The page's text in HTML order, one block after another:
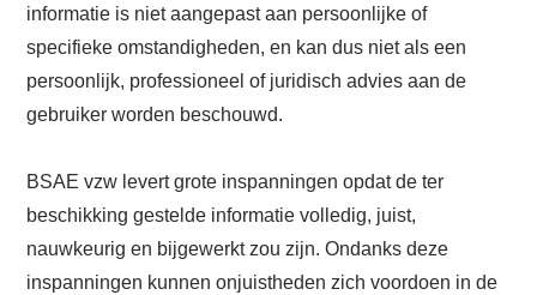
informatie is niet aangepast aan persoonlijke of
specifieke omstandigheden, en kan dus niet als een
persoonlijk, professioneel of juridisch advies aan de
gebruiker worden beschouwd.
BSAE vzw levert grote inspanningen opdat de ter
beschikking gestelde informatie volledig, juist,
nauwkeurig en bijgewerkt zou zijn. Ondanks deze
inspanningen kunnen onjuistheden zich voordoen in de